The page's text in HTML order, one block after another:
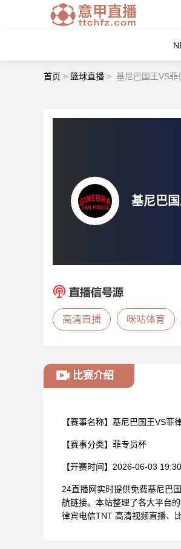
首页 > 篮球直播 > 基尼巴国王VS
基尼巴
高清直播 咪咕体育
比赛介绍
【赛事名称】 基尼巴国王VS菲
【赛事分类】 菲专员杯
【开赛时间】 2026-06-03
24直播网实时提供免费基尼巴
航链接。本站整理了各大平台
律宾电信TNT 高清视频直播、